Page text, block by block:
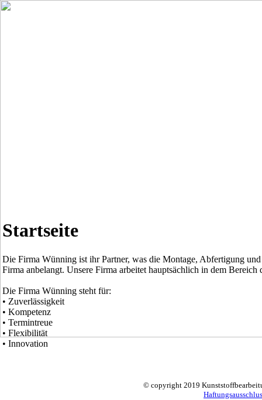
Startseite
Die Firma Wünning ist ihr Partner, was die Montage, Abfertigung
Firma anbelangt. Unsere Firma arbeitet hauptsächlich in dem
Die Firma Wünning steht für:
• Zuverlässigkeit
• Kompetenz
• Termintreue
• Flexibilität
• Innovation
© copyright 2019